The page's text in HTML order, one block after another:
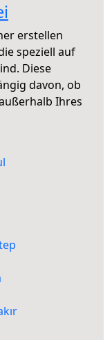
erstellen
speziell auf
Diese
davon, ob
Ihres